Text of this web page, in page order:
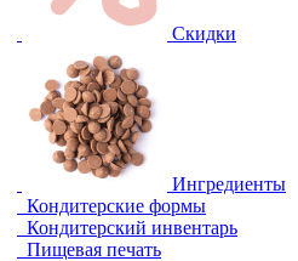
Скидки
Ингредиенты
Кондитерские формы
Кондитерский инвентарь
Пищевая печать